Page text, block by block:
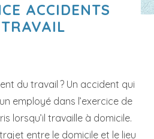
ACCIDENTS
du travail ? Un accident qui
employé dans l’exercice de
lorsqu’il travaille à domicile.
entre le domicile et le lieu